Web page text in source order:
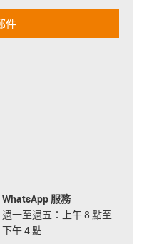
件
WhatsApp 服務
週一至週五：上午 8 點至
下午 4 點